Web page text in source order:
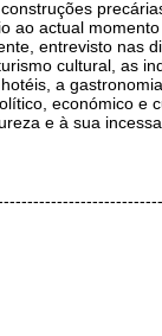
ao actual
entrevisto nas
cultural, as
a
económico e
e à sua